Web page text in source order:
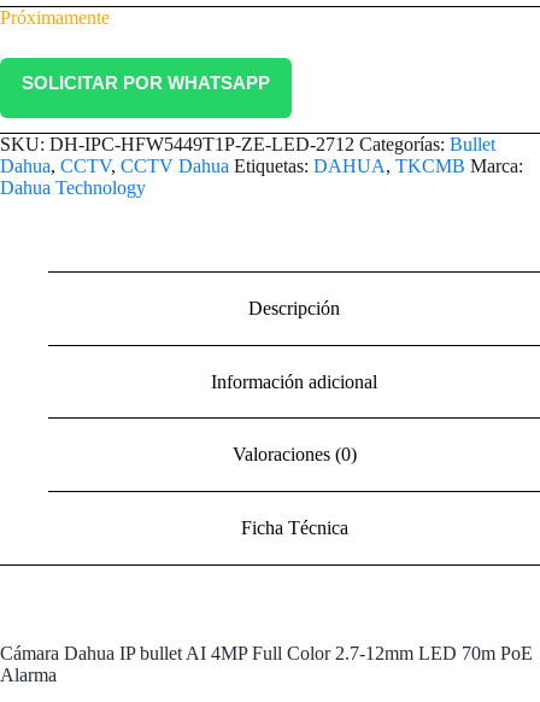
Próximamente
SOLICITAR POR WHATSAPP
SKU: DH-IPC-HFW5449T1P-ZE-LED-2712 Categorías: Bullet
Dahua, CCTV, CCTV Dahua Etiquetas: DAHUA, TKCMB Marca:
Dahua Technology
Descripción
Información adicional
Valoraciones (0)
Ficha Técnica
Cámara Dahua IP bullet AI 4MP Full Color 2.7-12mm LED 70m PoE
Alarma